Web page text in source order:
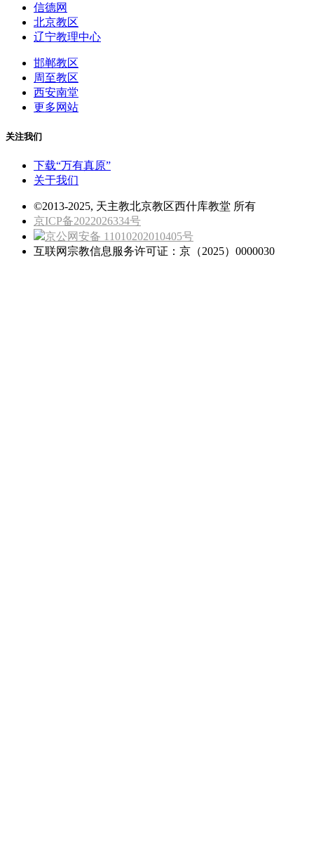
信德网
北京教区
辽宁教理中心
邯郸教区
周至教区
西安南堂
更多网站
关注我们
下载“万有真原”
关于我们
©2013-2025, 天主教北京教区西什库教堂 所有
京ICP备2022026334号
京公网安备 11010202010405号
互联网宗教信息服务许可证：京（2025）0000030